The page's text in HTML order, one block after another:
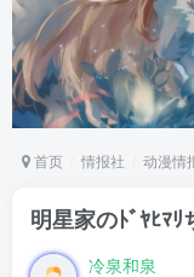
首页 情报社 动漫情
明星家のﾄﾞﾔﾋﾏ
冷泉和泉